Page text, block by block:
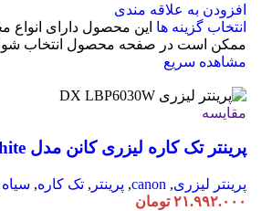
افزودن به علاقه مندی
انتخاب گزینه ها این محصول دارای انواع
ممکن است در صفحه محصول انتخاب
مشاهده سریع
مقایسه
پرینتر تک کاره لیزری کانن مدل LBP6030White
پرینتر لیزری,
canon
, پرینتر , تک کاره,
۲۱.۹۹۲.۰۰۰ تومان